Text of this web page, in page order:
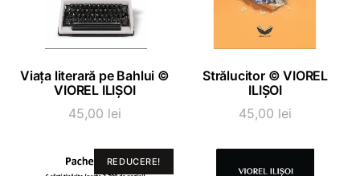
ADAUGĂ ÎN COȘ
Viața literară pe Bahlui ©
VIOREL ILIȘOI
45,00 lei
ADAUGĂ ÎN COȘ
Strălucitor © VIOREL
ILIȘOI
45,00 lei
REDUCERE!